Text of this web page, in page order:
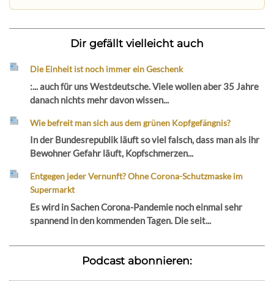
Dir gefällt vielleicht auch
Die Einheit ist noch immer ein Geschenk
:... auch für uns Westdeutsche. Viele wollen aber 35 Jahre
danach nichts mehr davon wissen...
Wie befreit man sich aus dem grünen Kopfgefängnis?
In der Bundesrepublik läuft so viel falsch, dass man als ihr
Bewohner Gefahr läuft, Kopfschmerzen...
Entgegen jeder Vernunft? Ohne Corona-Schutzmaske im
Supermarkt
Es wird in Sachen Corona-Pandemie noch einmal sehr
spannend in den kommenden Tagen. Die seit...
Podcast abonnieren: